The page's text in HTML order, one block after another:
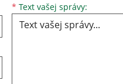
* Text vašej správy: Text